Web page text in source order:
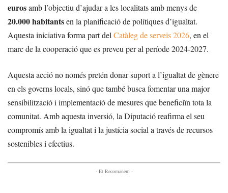
eurosamb l’objectiu d’ajudar a les localitats amb menys de
20.000 habitantsen la planificació de polítiques d’igualtat.
Aquesta iniciativa forma part del Catàleg de serveis 2026, en el
marc de la cooperació que es preveu per al període 2024-2027.
Aquesta acció no només pretén donar suport a l’igualtat de gènere
en els governs locals, sinó que també busca fomentar una major
sensibilització i implementació de mesures que beneficiïn tota la
comunitat. Amb aquesta inversió, la Diputació reafirma el seu
compromís amb la igualtat i la justícia social a través de recursos
sostenibles i efectius.
- Et Recomanem -